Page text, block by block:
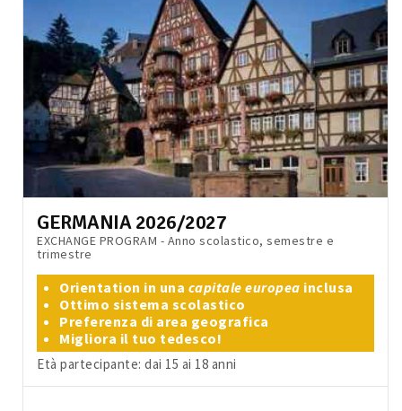
GERMANIA 2026/2027
EXCHANGE PROGRAM - Anno scolastico, semestre e
trimestre
Orientation in una capitale europea inclusa
Ottimo sistema scolastico
Preferenza di area geografica
Migliora il tuo tedesco!
Età partecipante: dai 15 ai 18 anni